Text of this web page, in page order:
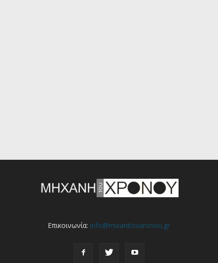
Επικοινωνία: info@mixanitouxronou.gr